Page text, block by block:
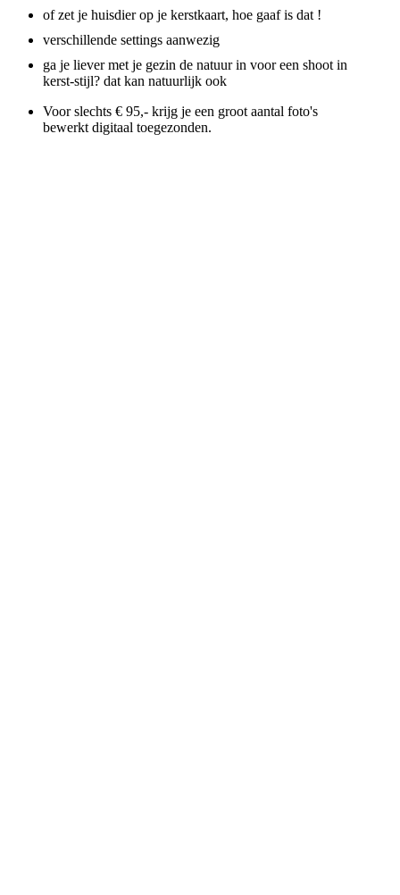
of zet je huisdier op je kerstkaart, hoe gaaf is dat !
verschillende settings aanwezig
ga je liever met je gezin de natuur in voor een shoot in
kerst-stijl? dat kan natuurlijk ook
Voor slechts € 95,- krijg je een groot aantal foto's
bewerkt digitaal toegezonden.